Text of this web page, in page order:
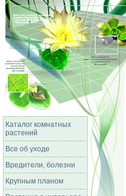
Каталог комнатных
растений
Все об уходе
Вредители, болезни
Крупным планом